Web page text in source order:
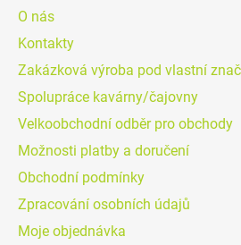
O nás
Kontakty
Zakázková výroba pod vlastní
Spolupráce kavárny/čajovny
Velkoobchodní odběr pro obchody
Možnosti platby a doručení
Obchodní podmínky
Zpracování osobních údajů
Moje objednávka